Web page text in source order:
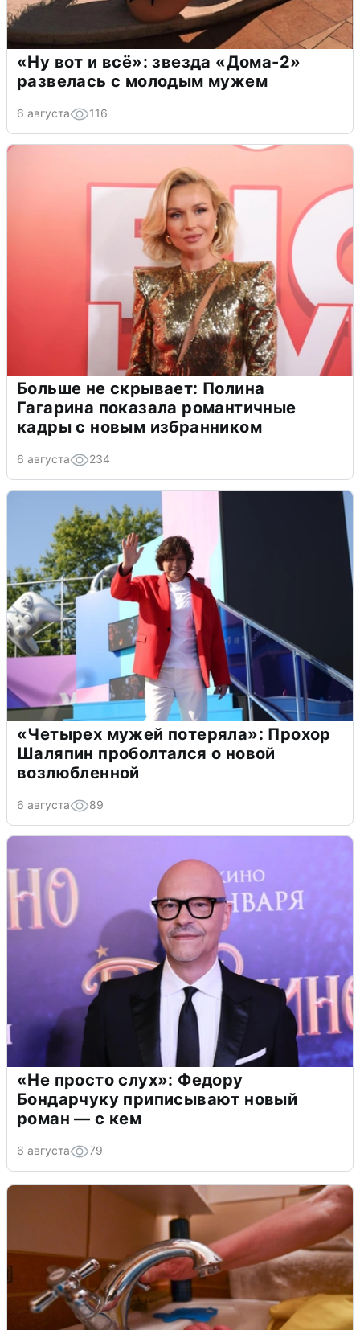
«Ну вот и всё»: звезда «Дома-2»
развелась с молодым мужем
6 августа 116
Больше не скрывает: Полина
Гагарина показала романтичные
кадры с новым избранником
6 августа 234
«Четырех мужей потеряла»: Прохор
Шаляпин проболтался о новой
возлюбленной
6 августа 89
«Не просто слух»: Федору
Бондарчуку приписывают новый
роман — с кем
6 августа 79